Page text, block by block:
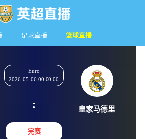
足球直播 篮球直播
Euro
2026-05-06 00:00:00
: